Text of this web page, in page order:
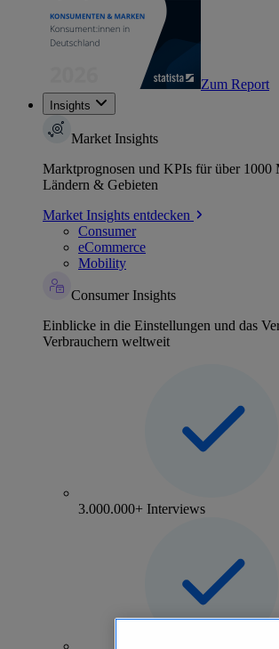
Zum Report
Insights
Market Insights
Marktprognosen und KPIs für über 1000
Ländern & Gebieten
Market Insights entdecken
Consumer
eCommerce
Mobility
Consumer Insights
Einblicke in die Einstellungen und das
Verbrauchern weltweit
3.000.000+ Interviews